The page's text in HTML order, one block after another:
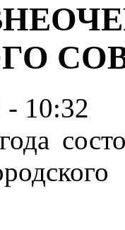
- 10:32